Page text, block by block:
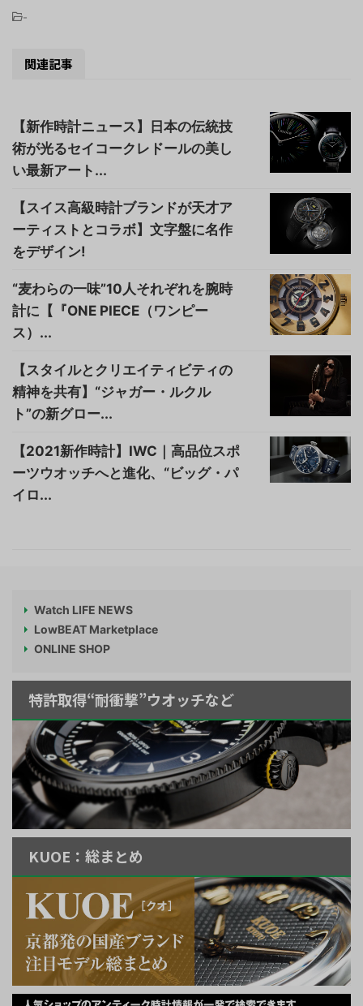
-
関連記事
【新作時計ニュース】日本の伝統技
術が光るセイコークレドールの美し
い最新アート...
【スイス高級時計ブランドが天才ア
ーティストとコラボ】文字盤に名作
をデザイン!
“麦わらの一味”10人それぞれを腕時
計に【『ONE PIECE（ワンピー
ス）...
【スタイルとクリエイティビティの
精神を共有】“ジャガー・ルクル
ト”の新グロー...
【2021新作時計】IWC｜高品位スポ
ーツウオッチへと進化、“ビッグ・パ
イロ...
Watch LIFE NEWS
LowBEAT Marketplace
ONLINE SHOP
特許取得“耐衝撃”ウオッチなど
KUOE：総まとめ